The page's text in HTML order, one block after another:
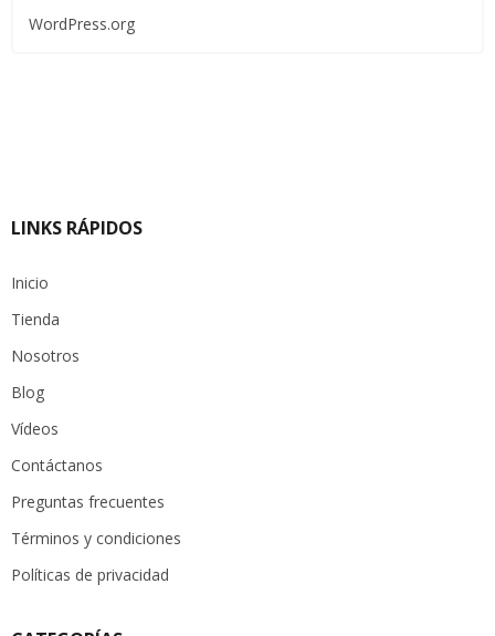
WordPress.org
LINKS RÁPIDOS
Inicio
Tienda
Nosotros
Blog
Vídeos
Contáctanos
Preguntas frecuentes
Términos y condiciones
Políticas de privacidad